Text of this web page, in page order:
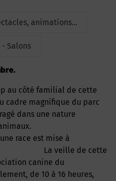
animations...
- Salons
cadre magnifique du parc
dans une nature
les animaux.
est mise à
veille de cette
canine du
de 10 à 16 heures,